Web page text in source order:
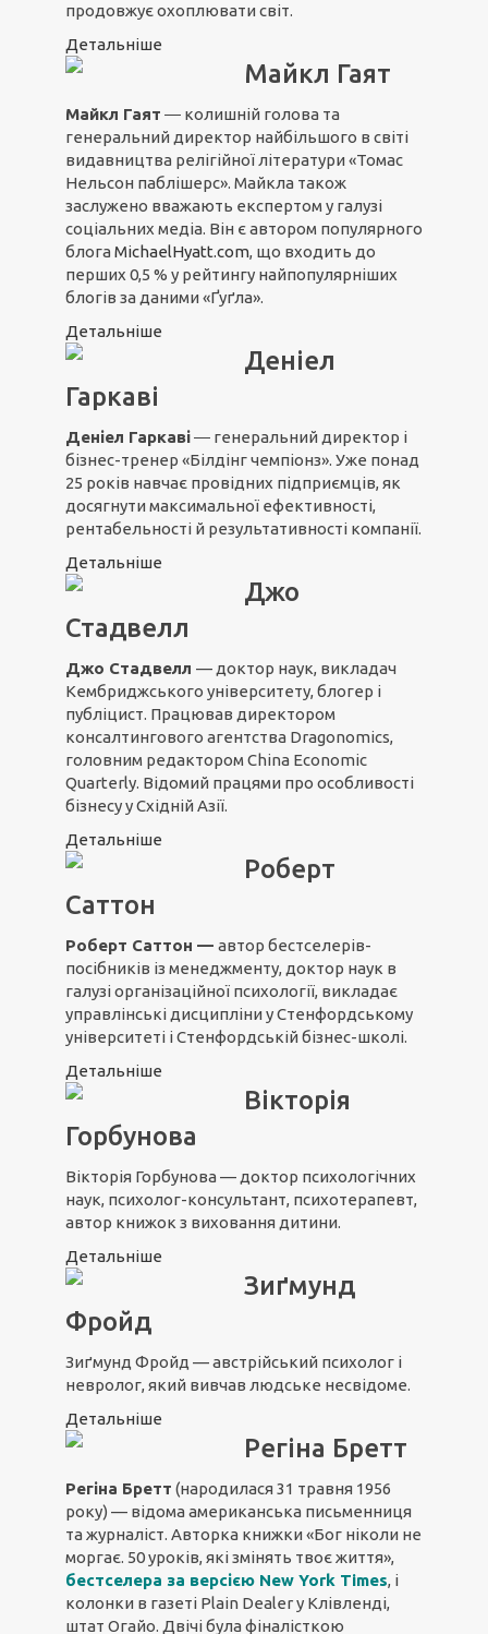
продовжує охоплювати світ.
Детальніше
Майкл Гаят
Майкл Гаят ― колишній голова та
генеральний директор найбільшого в світі
видавництва релігійної літератури «Томас
Нельсон паблішерс». Майкла також
заслужено вважають експертом у галузі
соціальних медіа. Він є автором популярного
блога MichaelHyatt.com, що входить до
перших 0,5 % у рейтингу найпопулярніших
блогів за даними «Ґуґла».
Детальніше
Деніел
Гаркаві
Деніел Гаркаві― генеральний директор і
бізнес-тренер «Білдінг чемпіонз». Уже понад
25 років навчає провідних підприємців, як
досягнути максимальної ефективності,
рентабельності й результативності компанії.
Детальніше
Джо
Стадвелл
Джо Стадвелл — доктор наук, викладач
Кембриджського університету, блогер і
публіцист. Працював директором
консалтингового агентства Dragonomics,
головним редактором China Economic
Quarterly. Відомий працями про особливості
бізнесу у Східній Азії.
Детальніше
Роберт
Саттон
Роберт Саттон — автор бестселерів-
посібників із менеджменту, доктор наук в
галузі організаційної психології, викладає
управлінські дисципліни у Стенфордському
університеті і Стенфордській бізнес-школі.
Детальніше
Вікторія
Горбунова
Вікторія Горбунова — доктор психологічних
наук, психолог-консультант, психотерапевт,
автор книжок з виховання дитини.
Детальніше
Зиґмунд
Фройд
Зиґмунд Фройд — австрійський психолог і
невролог, який вивчав людське несвідоме.
Детальніше
Регіна Бретт
Регіна Бретт (народилася 31 травня 1956
року) — відома американська письменниця
та журналіст. Авторка книжки «Бог ніколи не
моргає. 50 уроків, які змінять твоє життя»,
бестселера за версією New York Times, і
колонки в газеті Plain Dealer у Клівленді,
штат Огайо. Двічі була фіналісткою